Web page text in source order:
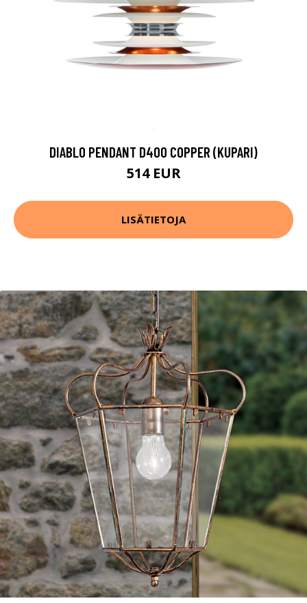
DIABLO PENDANT D400 COPPER (KUPARI)
514 EUR
LISÄTIETOJA